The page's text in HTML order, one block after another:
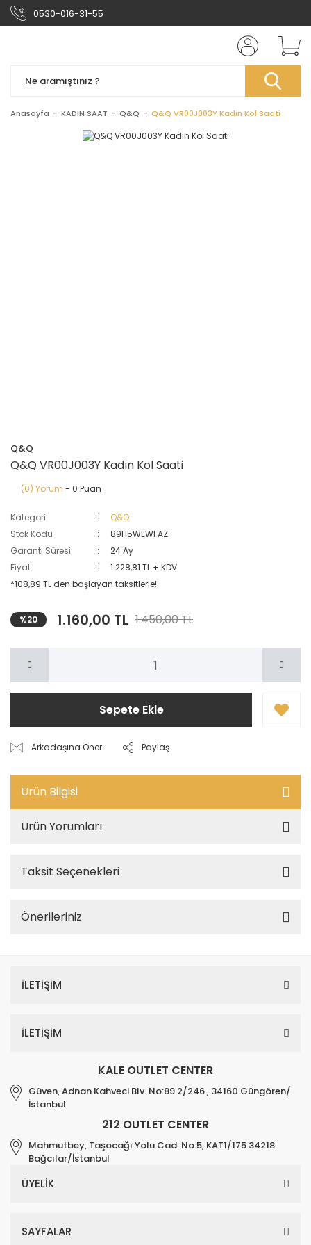
0530-016-31-55
Anasayfa KADIN SAAT Q&Q Q&Q VR00J003Y Kadın Kol Saati
Q&Q
Q&Q VR00J003Y Kadın Kol Saati
(0) Yorum - 0 Puan
Kategori
Q&Q
Stok Kodu
89H5WEWFAZ
Garanti Süresi
24 Ay
Fiyat
1.228,81 TL + KDV
*108,89 TL den başlayan taksitlerle!
%20 1.160,00 TL 1.450,00 TL
Sepete Ekle
Arkadaşına Öner Paylaş
Ürün Bilgisi
Ürün Yorumları
Taksit Seçenekleri
Önerileriniz
İLETİŞİM
İLETİŞİM
KALE OUTLET CENTER
Güven, Adnan Kahveci Blv. No:89 2/246 , 34160 Güngören/
İstanbul
212 OUTLET CENTER
Mahmutbey, Taşocağı Yolu Cad. No:5, KAT1/175 34218
Bağcılar/İstanbul
ÜYELİK
SAYFALAR